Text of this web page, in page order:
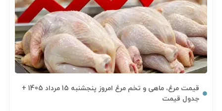
قیمت مرغ، ماهی و تخم مرغ امروز پنجشنبه 15 مرداد 1405 +
جدول قیمت